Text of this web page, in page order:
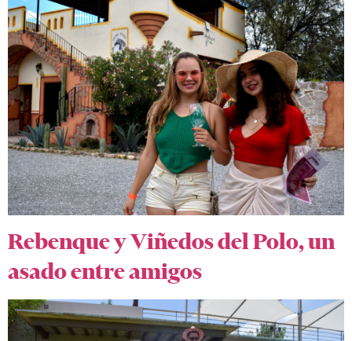
Rebenque y Viñedos del Polo, un
asado entre amigos